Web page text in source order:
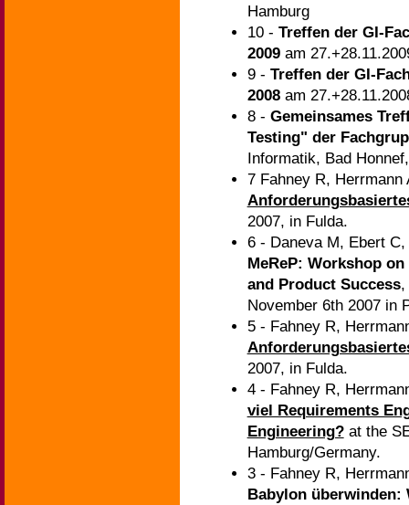
Hamburg
10 - Treffen der GI-
2009 am
9 - Treffen der GI-
2008 am
8 - Gemeinsames
Testing" der
Informatik, Bad
7 Fahney R,
2007, in Fulda.
6 - Daneva M, Ebert
MeReP: Workshop
and Product Success,
November 6th 2007 in
5 - Fahney R,
2007, in Fulda.
4 - Fahney R,
viel Requirements
Engineering?at the
Hamburg/Germany.
3 - Fahney R,
Babylon überwinden: